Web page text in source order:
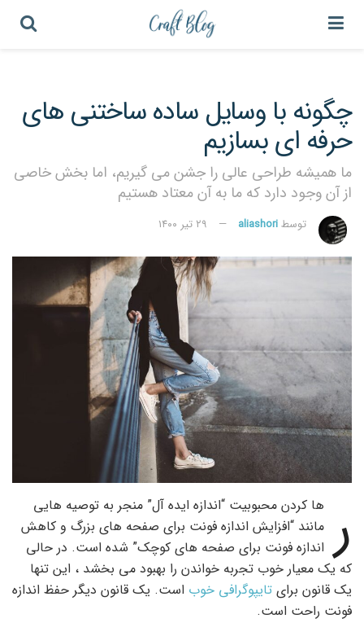
چگونه با وسایل ساده ساختنی های
حرفه ای بسازیم
ما همیشه طراحی عالی را جشن می گیریم، اما بخش خاصی
از آن وجود دارد که ما به آن معتاد هستیم
توسطaliashori ۲۹ تیر ۱۴۰۰
ر ها کردن محبوبیت “اندازه ایده آل” منجر به توصیه هایی
مانند “افزایش اندازه فونت برای صفحه های بزرگ و کاهش
اندازه فونت برای صفحه های کوچک” شده است. در حالی
که یک معیار خوب تجربه خواندن را بهبود می بخشد ، این تنها
یک قانون برای تایپوگرافی خوب است. یک قانون دیگر حفظ اندازه
فونت راحت است.